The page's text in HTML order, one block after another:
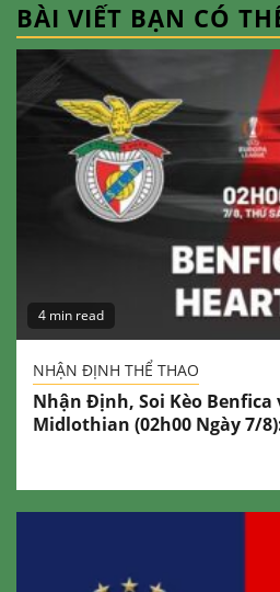
BÀI VIẾT BẠN CÓ
4 min read
NHẬN ĐỊNH THỂ THAO
Nhận Định, Soi Kèo Benfica
Midlothian (02h00 Ngày 7/